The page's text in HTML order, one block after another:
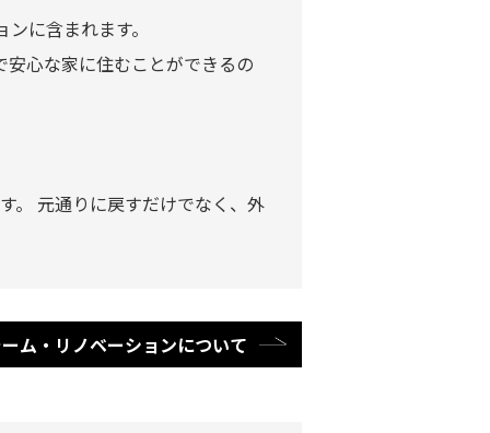
に含まれます。
心な家に住むことができるの
。 元通りに戻すだけでなく、外
ム・リノベーションについて